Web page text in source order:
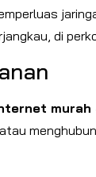
di
murah
atau